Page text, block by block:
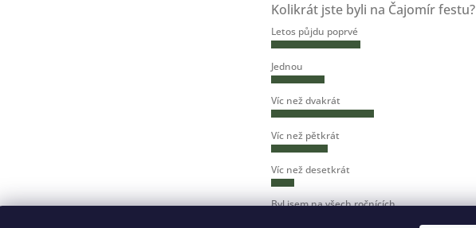
Kolikrát jste byli na Čajomír festu?
Letos půjdu poprvé
Jednou
Víc než dvakrát
Víc než pětkrát
Víc než desetkrát
Byl jsem na všech ročnících